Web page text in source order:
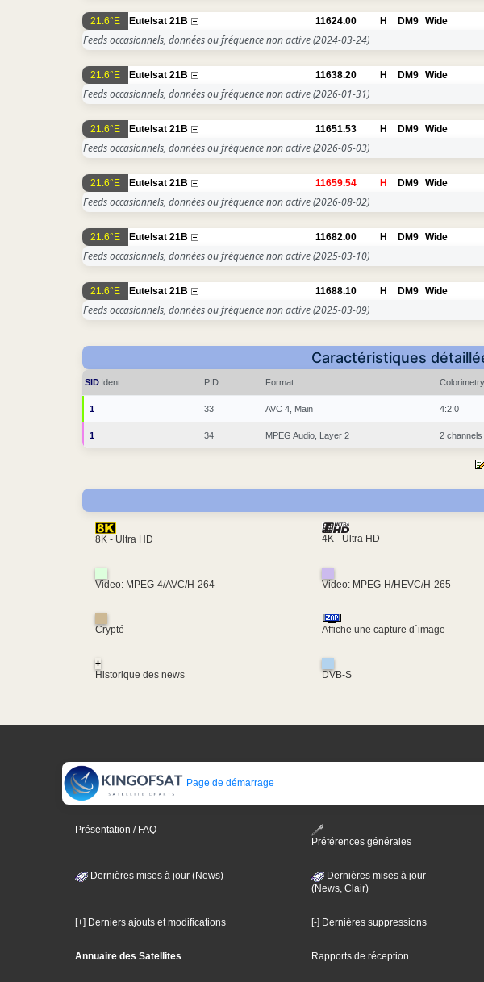
21.6°E Eutelsat 21B 11624.00 H DM9 Wide
Feeds occasionnels, données ou fréquence non active(2024-03-24)
21.6°E Eutelsat 21B 11638.20 H DM9 Wide
Feeds occasionnels, données ou fréquence non active(2026-01-31)
21.6°E Eutelsat 21B 11651.53 H DM9 Wide
Feeds occasionnels, données ou fréquence non active(2026-06-03)
21.6°E Eutelsat 21B 11659.54 H DM9 Wide
Feeds occasionnels, données ou fréquence non active(2026-08-02)
21.6°E Eutelsat 21B 11682.00 H DM9 Wide
Feeds occasionnels, données ou fréquence non active(2025-03-10)
21.6°E Eutelsat 21B 11688.10 H DM9 Wide
Feeds occasionnels, données ou fréquence non active(2025-03-09)
Caractéristiques
SID Ident. PID Format Colorimetry
1 33 AVC 4, Main 4:2:0
1 34 MPEG Audio, Layer 2 2 channels
8K - Ultra HD 4K - Ultra HD
Video: MPEG-4/AVC/H-264 Video: MPEG-H/HEVC/H-265
Crypté Affiche une capture d´image
+
Historique des news
DVB-S
Page de démarrage
Présentation / FAQ
Préférences générales
Dernières mises à jour (News)
Dernières mises à jour
(News, Clair)
[+] Derniers ajouts et modifications [-] Dernières suppressions
Annuaire des Satellites Rapports de réception